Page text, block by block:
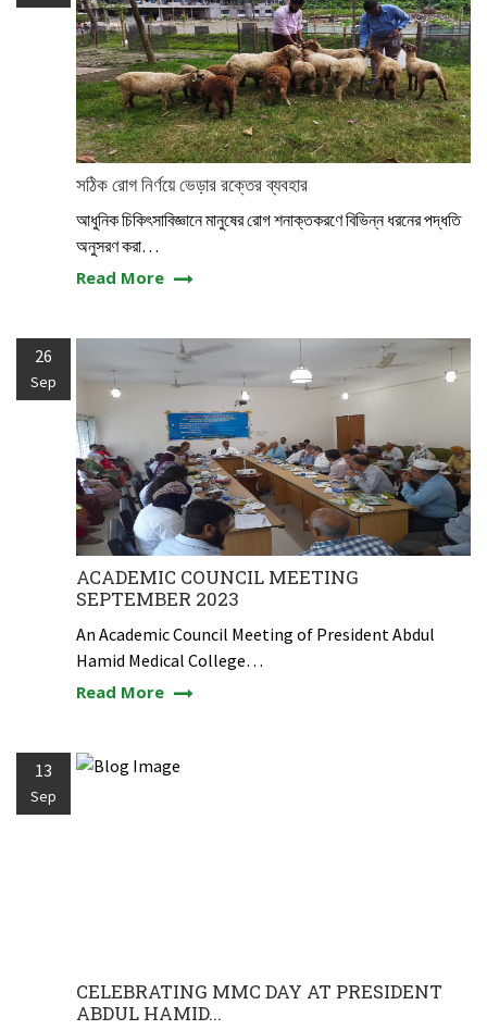
সঠিক রোগ নির্ণয়ে ভেড়ার রক্তের ব্যবহার
আধুনিক চিকিৎসাবিজ্ঞানে মানুষের রোগ শনাক্তকরণে বিভিন্ন ধরনের পদ্ধতি
অনুসরণ করা…
Read More
26
Sep
ACADEMIC COUNCIL MEETING
SEPTEMBER 2023
An Academic Council Meeting of President Abdul
Hamid Medical College…
Read More
13
Sep
CELEBRATING MMC DAY AT PRESIDENT
ABDUL HAMID...